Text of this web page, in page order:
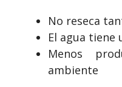
No reseca
El agua tiene
Menos
ambiente